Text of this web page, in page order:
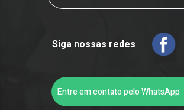
Siga nossas redes
Entre em contato pelo WhatsApp